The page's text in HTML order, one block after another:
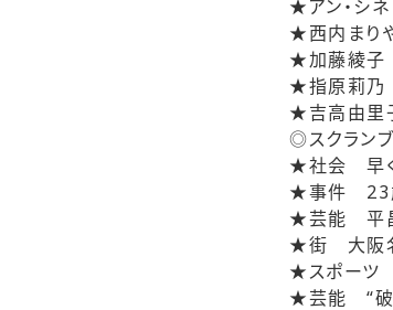
★アン・シ
★西内まり
★加藤綾子
★指原莉乃
★吉高由里
◎スクラン
★社会 早く
★事件 23
★芸能 平昌
★街 大阪名
★スポーツ
★芸能 “破